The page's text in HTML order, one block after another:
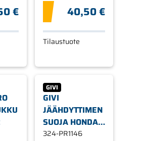
€ 40,50 €
Tilaustuote
GIVI
GIVI
JÄÄHDYTTIMEN
SUOJA HONDA
NC750S/X
324-PR1146